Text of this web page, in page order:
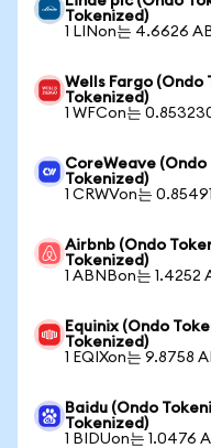
Tokenized)
1 LINon는 4.6626
Wells Fargo (Ondo
Tokenized)
1 WFCon는
CoreWeave
Tokenized)
1 CRWVon는
Airbnb (Ondo
Tokenized)
1 ABNBon는 1.4252
Equinix (Ondo
Tokenized)
1 EQIXon는 9.8758
Baidu (Ondo
Tokenized)
1 BIDUon는 1.0476